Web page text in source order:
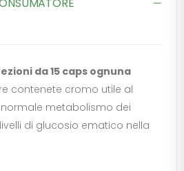
da 15 caps ognuna
contenete cromo utile al
metabolismo dei
di glucosio ematico nella